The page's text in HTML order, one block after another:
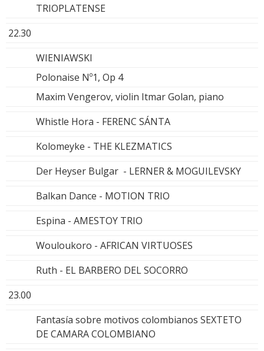
TRIOPLATENSE
22.30
WIENIAWSKI
Polonaise Nº1, Op 4
Maxim Vengerov, violin Itmar Golan, piano
Whistle Hora - FERENC SÁNTA
Kolomeyke - THE KLEZMATICS
Der Heyser Bulgar - LERNER & MOGUILEVSKY
Balkan Dance - MOTION TRIO
Espina - AMESTOY TRIO
Wouloukoro - AFRICAN VIRTUOSES
Ruth - EL BARBERO DEL SOCORRO
23.00
Fantasía sobre motivos colombianos SEXTETO
DE CAMARA COLOMBIANO